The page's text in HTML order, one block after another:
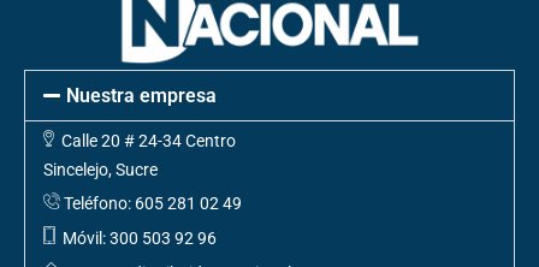
Nuestra empresa
Calle 20 # 24-34 Centro
Sincelejo, Sucre
Teléfono: 605 281 02 49
Móvil: 300 503 92 96